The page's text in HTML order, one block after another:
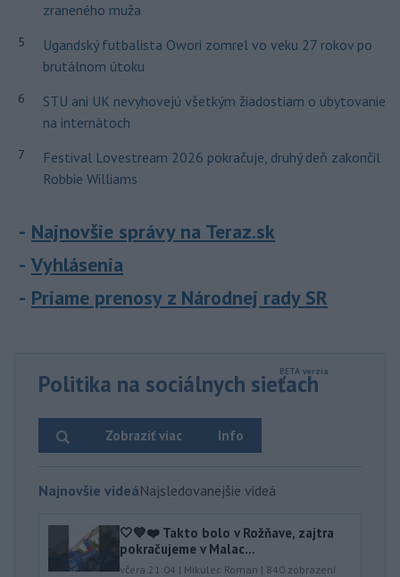
zraneného muža
5
Ugandský futbalista Owori zomrel vo veku 27 rokov po
brutálnom útoku
6
STU ani UK nevyhovejú všetkým žiadostiam o ubytovanie
na internátoch
7
Festival Lovestream 2026 pokračuje, druhý deň zakončil
Robbie Williams
Najnovšie správy na Teraz.sk
Vyhlásenia
Priame prenosy z Národnej rady SR
Politika na sociálnych sieťach
Info
Zobraziť viac
Najnovšie videáNajsledovanejšie videá
🤍💙❤️ Takto bolo v Rožňave, zajtra
pokračujeme v Malac...
včera 21:04 | Mikulec Roman | 840 zobrazení